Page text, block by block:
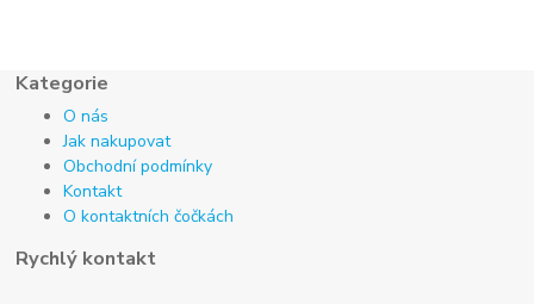
Kategorie
O nás
Jak nakupovat
Obchodní podmínky
Kontakt
O kontaktních čočkách
Rychlý kontakt